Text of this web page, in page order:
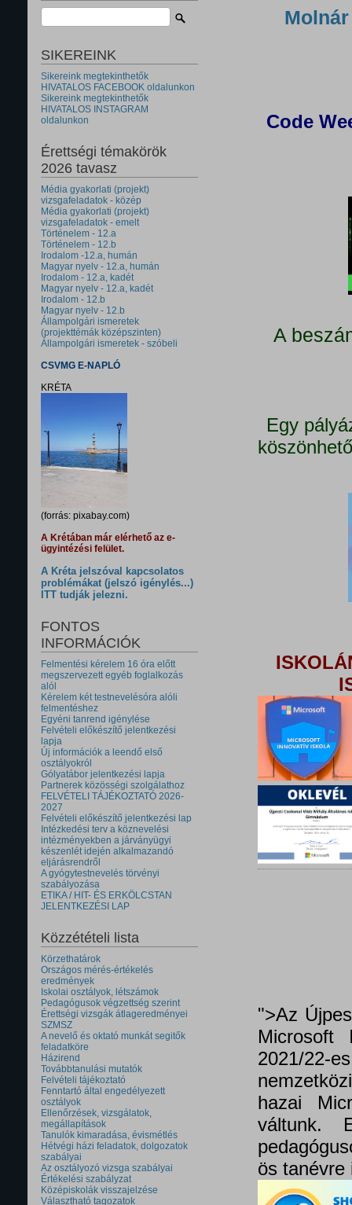
SIKEREINK
Sikereink megtekinthetők
HIVATALOS FACEBOOK oldalunkon
Sikereink megtekinthetők
HIVATALOS INSTAGRAM
oldalunkon
Érettségi témakörök
2026 tavasz
Média gyakorlati (projekt)
vizsgafeladatok - közép
Média gyakorlati (projekt)
vizsgafeladatok - emelt
Történelem - 12.a
Történelem - 12.b
Irodalom -12.a, humán
Magyar nyelv - 12.a, humán
Irodalom - 12.a, kadét
Magyar nyelv - 12.a, kadét
Irodalom - 12.b
Magyar nyelv - 12.b
Állampolgári ismeretek
(projekttémák középszinten)
Állampolgári ismeretek - szóbeli
CSVMG E-NAPLÓ
KRÉTA
(forrás: pixabay.com)
A Krétában már elérhető az e-
ügyintézési felület.
A Kréta jelszóval kapcsolatos
problémákat (jelszó igénylés...)
ITT tudják jelezni.
FONTOS
INFORMÁCIÓK
Felmentési kérelem 16 óra előtt
megszervezett egyéb foglalkozás
alól
Kérelem két testnevelésóra alóli
felmentéshez
Egyéni tanrend igénylése
Felvételi előkészítő jelentkezési
lapja
Új információk a leendő első
osztályokról
Gólyatábor jelentkezési lapja
Partnerek közösségi szolgálathoz
FELVÉTELI TÁJÉKOZTATÓ 2026-
2027
Felvételi előkészítő jelentkezési lap
Intézkedési terv a köznevelési
intézményekben a járványügyi
készenlét idején alkalmazandó
eljárásrendről
A gyógytestnevelés törvényi
szabályozása
ETIKA / HIT- ÉS ERKÖLCSTAN
JELENTKEZÉSI LAP
Közzétételi lista
Körzethatárok
Országos mérés-értékelés
eredmények
Iskolai osztályok, létszámok
Pedagógusok végzettség szerint
Érettségi vizsgák átlageredményei
SZMSZ
A nevelő és oktató munkát segitők
feladatköre
Házirend
Továbbtanulási mutatók
Felvételi tájékoztató
Fenntartó által engedélyezett
osztályok
Ellenőrzések, vizsgálatok,
megállapítások
Tanulók kimaradása, évismétlés
Hétvégi házi feladatok, dolgozatok
szabályai
Az osztályozó vizsga szabályai
Értékelési szabályzat
Középiskolák visszajelzése
Választható tagozatok
Code
A
Egy
">Az
Microsoft
2021/
hazai
váltunk.
ös tanévre